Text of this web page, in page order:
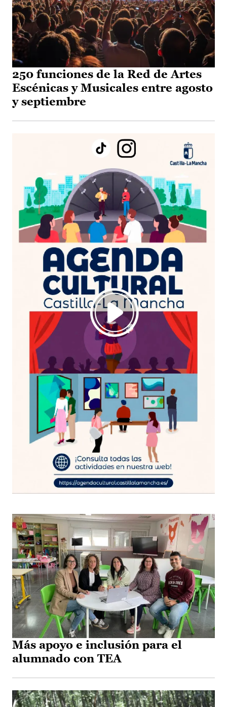
250 funciones de la Red de Artes
Escénicas y Musicales entre agosto
y septiembre
Más apoyo e inclusión para el
alumnado con TEA